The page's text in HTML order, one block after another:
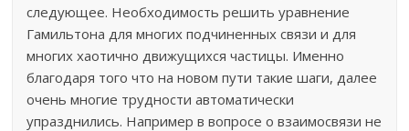
следующее. Необходимость решить уравнение
Гамильтона для многих подчиненных связи и для
многих хаотично движущихся частицы. Именно
благодаря того что на новом пути такие шаги, далее
очень многие трудности автоматически
упразднились. Например в вопросе о взаимосвязи не